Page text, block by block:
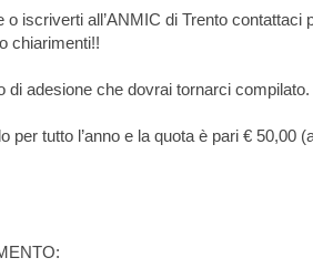
o iscriverti all’ANMIC di Trento contattaci
chiarimenti!!
di adesione che dovrai tornarci compilato.
per tutto l’anno e la quota è pari € 50,00